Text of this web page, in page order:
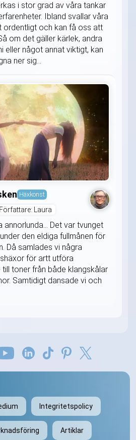
i stor grad av våra tankar
Ibland svallar våra
ordentligt och kan få oss att
om det gäller kärlek, andra
eller något annat viktigt, kan
ner sig...
Häxkonst
Författare: Laura
annorlunda... Det var tvunget
den eldiga fullmånen för
Då samlades vi några
för artt utföra
till toner från både klangskålar
Samtidigt dansade vi och
Integritetspolicy
Artiklar